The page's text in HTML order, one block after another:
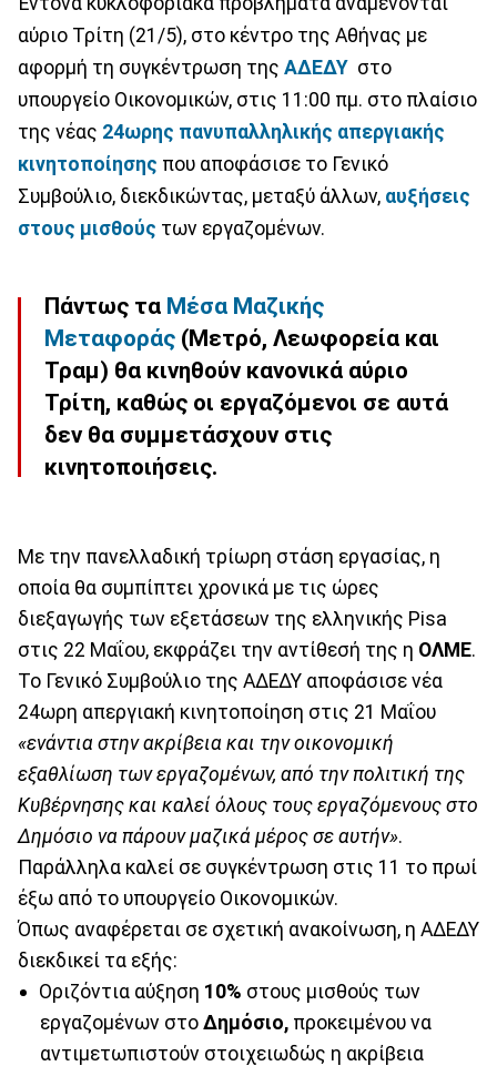
αύριο Τρίτη (21/5), στο κέντρο της Αθήνας με
αφορμή τη συγκέντρωση της ΑΔΕΔΥ στο
υπουργείο Οικονομικών, στις 11:00 πμ. στο πλαίσιο
της νέας 24ωρης πανυπαλληλικής απεργιακής
κινητοποίησης που αποφάσισε το Γενικό
Συμβούλιο, διεκδικώντας, μεταξύ άλλων, αυξήσεις
στους μισθούς των εργαζομένων.
Πάντως τα Μέσα Μαζικής
Μεταφοράς (Μετρό, Λεωφορεία και
Τραμ) θα κινηθούν κανονικά αύριο
Τρίτη, καθώς οι εργαζόμενοι σε αυτά
δεν θα συμμετάσχουν στις
κινητοποιήσεις.
Με την πανελλαδική τρίωρη στάση εργασίας, η
οποία θα συμπίπτει χρονικά με τις ώρες
διεξαγωγής των εξετάσεων της ελληνικής Pisa
στις 22 Μαΐου, εκφράζει την αντίθεσή της η ΟΛΜΕ.
Το Γενικό Συμβούλιο της ΑΔΕΔΥ αποφάσισε νέα
24ωρη απεργιακή κινητοποίηση στις 21 Μαΐου
«ενάντια στην ακρίβεια και την οικονομική
εξαθλίωση των εργαζομένων, από την πολιτική της
Κυβέρνησης και καλεί όλους τους εργαζόμενους στο
Δημόσιο να πάρουν μαζικά μέρος σε αυτήν».
Παράλληλα καλεί σε συγκέντρωση στις 11 το πρωί
έξω από το υπουργείο Οικονομικών.
Όπως αναφέρεται σε σχετική ανακοίνωση, η ΑΔΕΔΥ
διεκδικεί τα εξής:
Οριζόντια αύξηση 10% στους μισθούς των
εργαζομένων στο Δημόσιο,προκειμένου να
αντιμετωπιστούν στοιχειωδώς η ακρίβεια